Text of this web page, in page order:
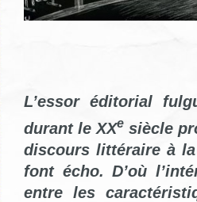
L’essor éditorial
durant le XXe siècle
discours littéraire à
font écho. D’où
entre les